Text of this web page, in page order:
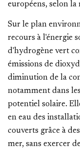
européens, selon la
Sur le plan
recours à l'énergie
d'hydrogène vert
émissions de
diminution de la
notamment dans
potentiel solaire.
en eau des
couverts grâce à
mer, sans exercer